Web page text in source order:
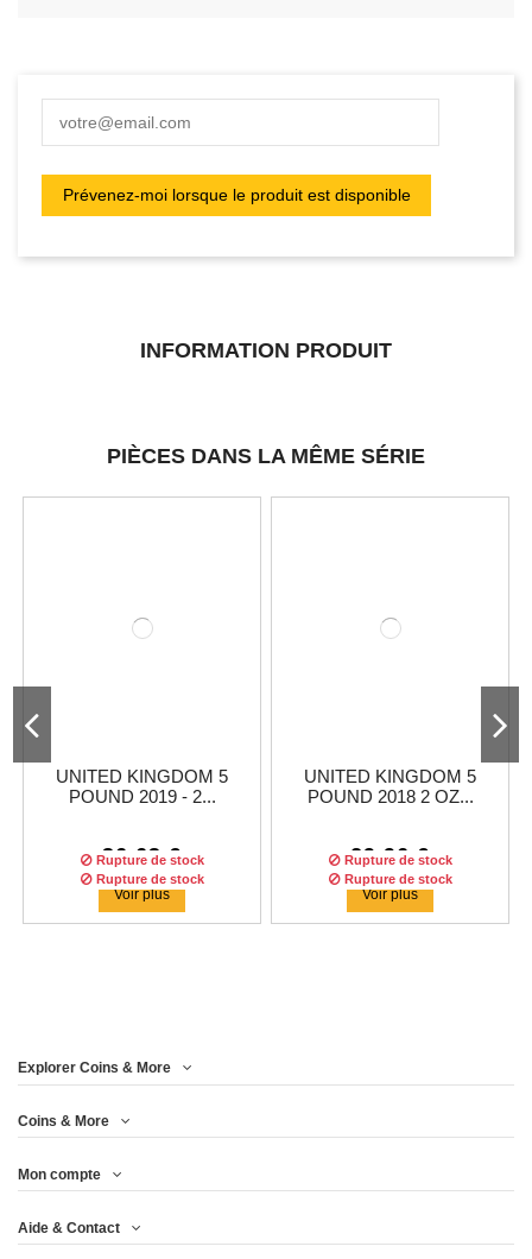
INFORMATION PRODUIT
PIÈCES DANS LA MÊME SÉRIE
UNITED KINGDOM 5
POUND 2019 - 2...
36,63 €
Rupture de stock
Voir plus
UNITED KINGDOM 5
POUND 2018 2 OZ...
29,96 €
Rupture de stock
Voir plus
POUND 2018 - 2...
Rupture de stock Rupture de stock
Explorer Coins & More
Coins & More
Mon compte
Aide & Contact